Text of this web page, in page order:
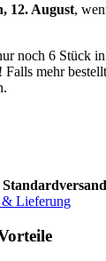
12. August,
noch 6 Stück
mehr
& Lieferung